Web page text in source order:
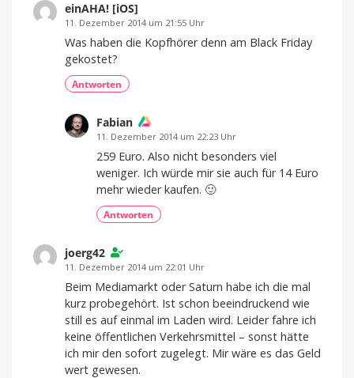
einAHA! [iOS]
11. Dezember 2014 um 21:55 Uhr
Was haben die Kopfhörer denn am Black Friday
gekostet?
Antworten
Fabian
11. Dezember 2014 um 22:23 Uhr
259 Euro. Also nicht besonders viel
weniger. Ich würde mir sie auch für 14 Euro
mehr wieder kaufen. 🙂
Antworten
joerg42
11. Dezember 2014 um 22:01 Uhr
Beim Mediamarkt oder Saturn habe ich die mal
kurz probegehört. Ist schon beeindruckend wie
still es auf einmal im Laden wird. Leider fahre ich
keine öffentlichen Verkehrsmittel – sonst hätte
ich mir den sofort zugelegt. Mir wäre es das Geld
wert gewesen.